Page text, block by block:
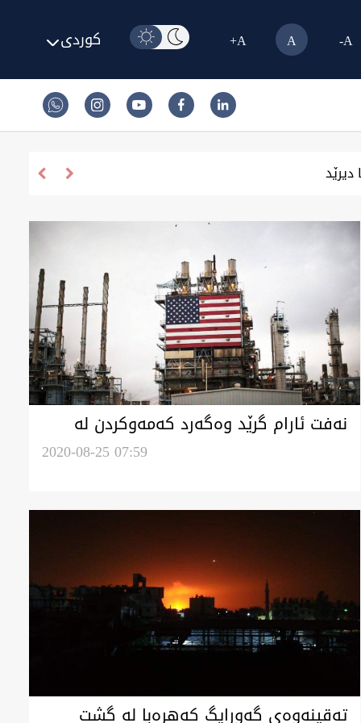
A-
A
A+ کوردی
نەفت ئارام گرێد وەگەرد کەمەوکردن لە
2020-08-25 07:59
تەقینەوەی گەورایگ کەهرەبا لە گشت